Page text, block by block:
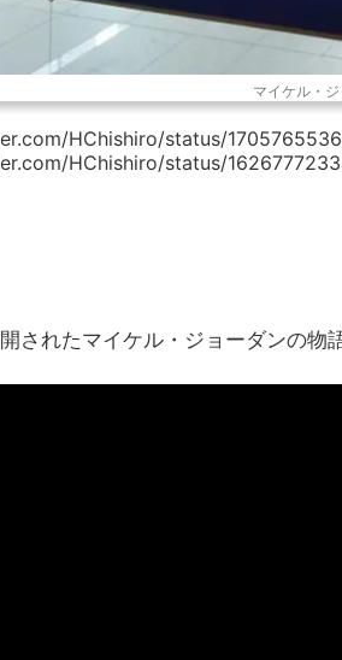
マイケル・
HChishiro/status/
HChishiro/status/
されたマイケル・ジョーダンの物